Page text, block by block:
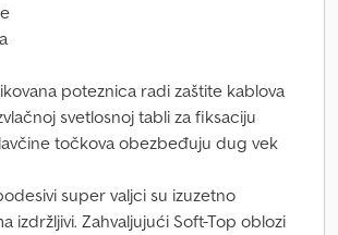
poteznica radi zaštite kablova
svetlosnoj tabli za fiksaciju
točkova obezbeđuju dug vek
super valjci su izuzetno
izdržljivi. Zahvaljujući Soft-Top oblozi